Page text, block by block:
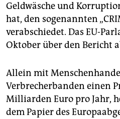
Geldwäsche und
hat, den sogenannten
verabschiedet. Das EU-
Oktober über den Bericht
Allein mit
Verbrecherbanden einen
Milliarden Euro pro Jahr,
dem Papier des